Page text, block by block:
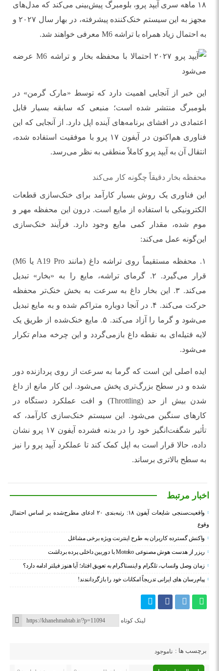
۱۸ ماهه سری آیپد پرو، بلومبرگ پیش‌بینی می‌کند که مدل‌های
مجهز به این سیستم خنک‌کننده پیشرفته، در بهار سال ۲۰۲۷ و
به احتمال زیاد همراه با تراشه M6 معرفی خواهند شد.
این خبر از آنجایی اهمیت دارد که توسط «مارک گرمن» در
بلومبرگ منتشر شده است؛ منبعی که سابقه بسیار قابل
اعتمادی در افشای برنامه‌های آینده اپل دارد. از آنجایی که این
فناوری هم‌اکنون در آیفون ۱۷ پرو با موفقیت استفاده شده،
انتقال آن به آیپد پرو کاملاً منطقی به نظر می‌رسد.
محفظه بخار دقیقاً چگونه کار می‌کند
این فناوری یک روش بسیار کارآمد برای خنک‌سازی قطعات
الکترونیکی با استفاده از مایع است. درون این محفظه مهر و
موم شده، مقدار کمی مایع وجود دارد. فرآیند خنک‌سازی
این‌گونه عمل می‌کند:
۱. محفظه مستقیماً روی تراشه داغ (مانند A19 Pro یا M6)
قرار می‌گیرد. ۲. گرمای تراشه، مایع را به «بخار» تبدیل
می‌کند. ۳. این بخار داغ به سرعت به بخش خنک‌تر محفظه
حرکت می‌کند. ۴. در آنجا دوباره متراکم شده و به مایع تبدیل
می‌شود و گرما را آزاد می‌کند. ۵. مایع خنک‌شده از طریق یک
لایه فتیله‌ای به نقطه داغ بازمی‌گردد و این چرخه مدام تکرار
می‌شود.
ایده اصلی این است که گرما به سرعت از روی پردازنده دور
شده و در سطح بزرگ‌تری پخش می‌شود. این کار مانع از داغ
شدن بیش از حد (Throttling) و افت عملکرد دستگاه در
کارهای سنگین می‌شود. این سیستم خنک‌سازی کارآمد، که
تأثیر شگفت‌انگیز خود را در بدنه فشرده آیفون ۱۷ پرو نشان
داده، حالا قرار است به اپل کمک کند تا عملکرد آیپد پرو را نیز
به سطح بالاتری برساند.
اخبار مرتبط
واقعیت‌سنجی شایعات آیفون ۱۸: رتبه‌بندی ۲۰ ادعای مطرح‌شده بر اساس احتمال
وقوع
واکنش گسترده کاربران به طرح اینترنت ویژه برخی مشاغل
ریزر از هدست هوش مصنوعی Motoko با دوربین داخلی پرده برداشت
زمان وصل واتساپ، تلگرام و اینستاگرام به تعویق افتاد؛ آیا هنوز فیلتر ادامه دارد؟
پیام‌رسان‌ های ایرانی تدریجاً امکانات خود را بازگردانندند!
لینک کوتاه
برچسب ها : ناموجود